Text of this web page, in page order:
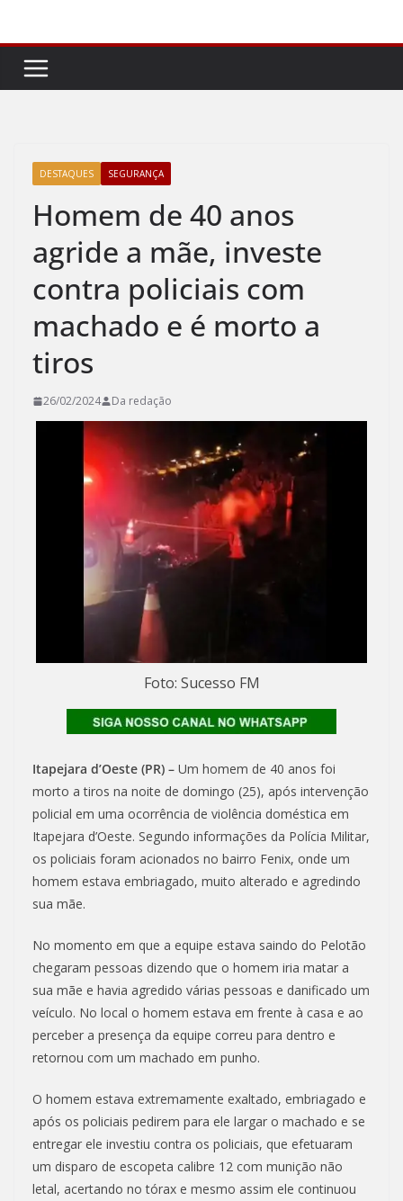
conteúdo
DESTAQUES SEGURANÇA
Homem de 40 anos
agride a mãe, investe
contra policiais com
machado e é morto a
tiros
26/02/2024 Da redação
Foto: Sucesso FM
Itapejara d’Oeste (PR) – Um homem de 40 anos foi
morto a tiros na noite de domingo (25), após intervenção
policial em uma ocorrência de violência doméstica em
Itapejara d’Oeste. Segundo informações da Polícia Militar,
os policiais foram acionados no bairro Fenix, onde um
homem estava embriagado, muito alterado e agredindo
sua mãe.
No momento em que a equipe estava saindo do Pelotão
chegaram pessoas dizendo que o homem iria matar a
sua mãe e havia agredido várias pessoas e danificado um
veículo. No local o homem estava em frente à casa e ao
perceber a presença da equipe correu para dentro e
retornou com um machado em punho.
O homem estava extremamente exaltado, embriagado e
após os policiais pedirem para ele largar o machado e se
entregar ele investiu contra os policiais, que efetuaram
um disparo de escopeta calibre 12 com munição não
letal, acertando no tórax e mesmo assim ele continuou